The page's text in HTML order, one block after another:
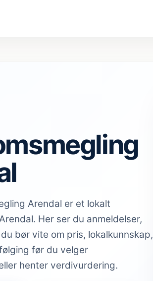
Arendal er et lokalt
Her ser du anmeldelser,
bør vite om pris, lokalkunnskap,
før du velger
henter verdivurdering.